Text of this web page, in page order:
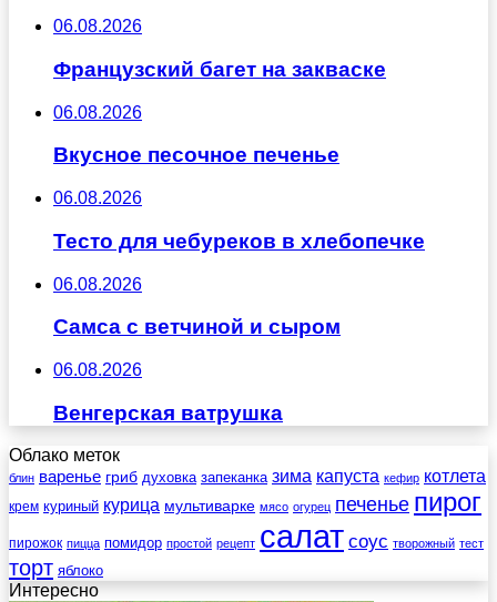
06.08.2026
Французский багет на закваске
06.08.2026
Вкусное песочное печенье
06.08.2026
Тесто для чебуреков в хлебопечке
06.08.2026
Самса с ветчиной и сыром
06.08.2026
Венгерская ватрушка
Облако меток
блин варенье гриб духовка запеканка зима капуста кефир котлета
крем куриный курица мультиварке мясо огурец печенье пирог
пирожок пицца помидор простой рецепт салат соус творожный тест
торт яблоко
Интересно